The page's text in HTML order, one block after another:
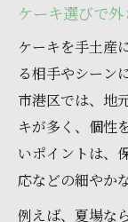
ケーキ選びで
ケーキを手土産
る相手やシーン
市港区では、地
キが多く、個性
いポイントは、
応などの細やか
例えば、夏場な